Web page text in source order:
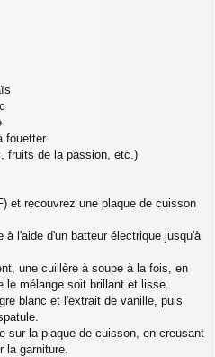
fouetter
fruits de la passion, etc.)
et recouvrez une plaque de cuisson
l'aide d'un batteur électrique jusqu'à
une cuillère à soupe à la fois, en
le mélange soit brillant et lisse.
blanc et l'extrait de vanille, puis
sur la plaque de cuisson, en creusant
la garniture.